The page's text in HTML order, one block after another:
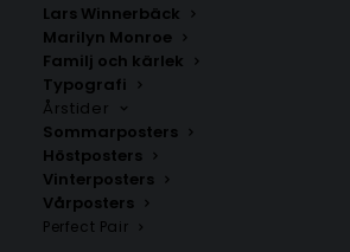
Lars Winnerbäck
Marilyn Monroe
Familj och kärlek
Typografi
Årstider
Sommarposters
Höstposters
Vinterposters
Vårposters
Perfect Pair
Vintage Letter Poster #1 Stripes
Fr.225.00